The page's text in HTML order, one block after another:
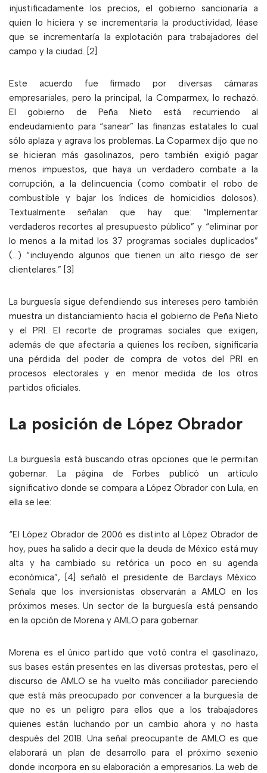
injustificadamente los precios, el gobierno sancionaría a
quien lo hiciera y se incrementaría la productividad, léase
que se incrementaría la explotación para trabajadores del
campo y la ciudad. [2]
Este acuerdo fue firmado por diversas cámaras
empresariales, pero la principal, la Comparmex, lo rechazó.
El gobierno de Peña Nieto está recurriendo al
endeudamiento para “sanear” las finanzas estatales lo cual
sólo aplaza y agrava los problemas. La Coparmex dijo que no
se hicieran más gasolinazos, pero también exigió pagar
menos impuestos, que haya un verdadero combate a la
corrupción, a la delincuencia (como combatir el robo de
combustible y bajar los índices de homicidios dolosos).
Textualmente señalan que hay que: “Implementar
verdaderos recortes al presupuesto público” y “eliminar por
lo menos a la mitad los 37 programas sociales duplicados”
(…) “incluyendo algunos que tienen un alto riesgo de ser
clientelares.” [3]
La burguesía sigue defendiendo sus intereses pero también
muestra un distanciamiento hacia el gobierno de Peña Nieto
y el PRI. El recorte de programas sociales que exigen,
además de que afectaría a quienes los reciben, significaría
una pérdida del poder de compra de votos del PRI en
procesos electorales y en menor medida de los otros
partidos oficiales.
La posición de López Obrador
La burguesía está buscando otras opciones que le permitan
gobernar. La página de Forbes publicó un artículo
significativo donde se compara a López Obrador con Lula, en
ella se lee:
“El López Obrador de 2006 es distinto al López Obrador de
hoy, pues ha salido a decir que la deuda de México está muy
alta y ha cambiado su retórica un poco en su agenda
económica”, [4] señaló el presidente de Barclays México.
Señala que los inversionistas observarán a AMLO en los
próximos meses. Un sector de la burguesía está pensando
en la opción de Morena y AMLO para gobernar.
Morena es el único partido que votó contra el gasolinazo,
sus bases están presentes en las diversas protestas, pero el
discurso de AMLO se ha vuelto más conciliador pareciendo
que está más preocupado por convencer a la burguesía de
que no es un peligro para ellos que a los trabajadores
quienes están luchando por un cambio ahora y no hasta
después del 2018. Una señal preocupante de AMLO es que
elaborará un plan de desarrollo para el próximo sexenio
donde incorpora en su elaboración a empresarios. La web de